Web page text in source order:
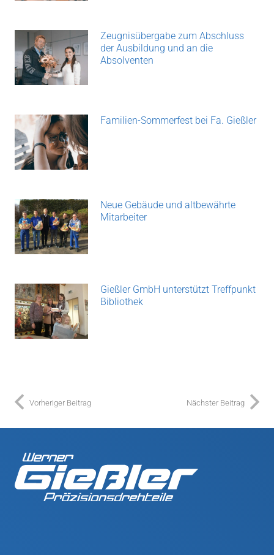
Zeugnisübergabe zum Abschluss
der Ausbildung und an die
Absolventen
Familien-Sommerfest bei Fa. Gießler
Neue Gebäude und altbewährte
Mitarbeiter
Gießler GmbH unterstützt Treffpunkt
Bibliothek
Vorheriger Beitrag Nächster Beitrag